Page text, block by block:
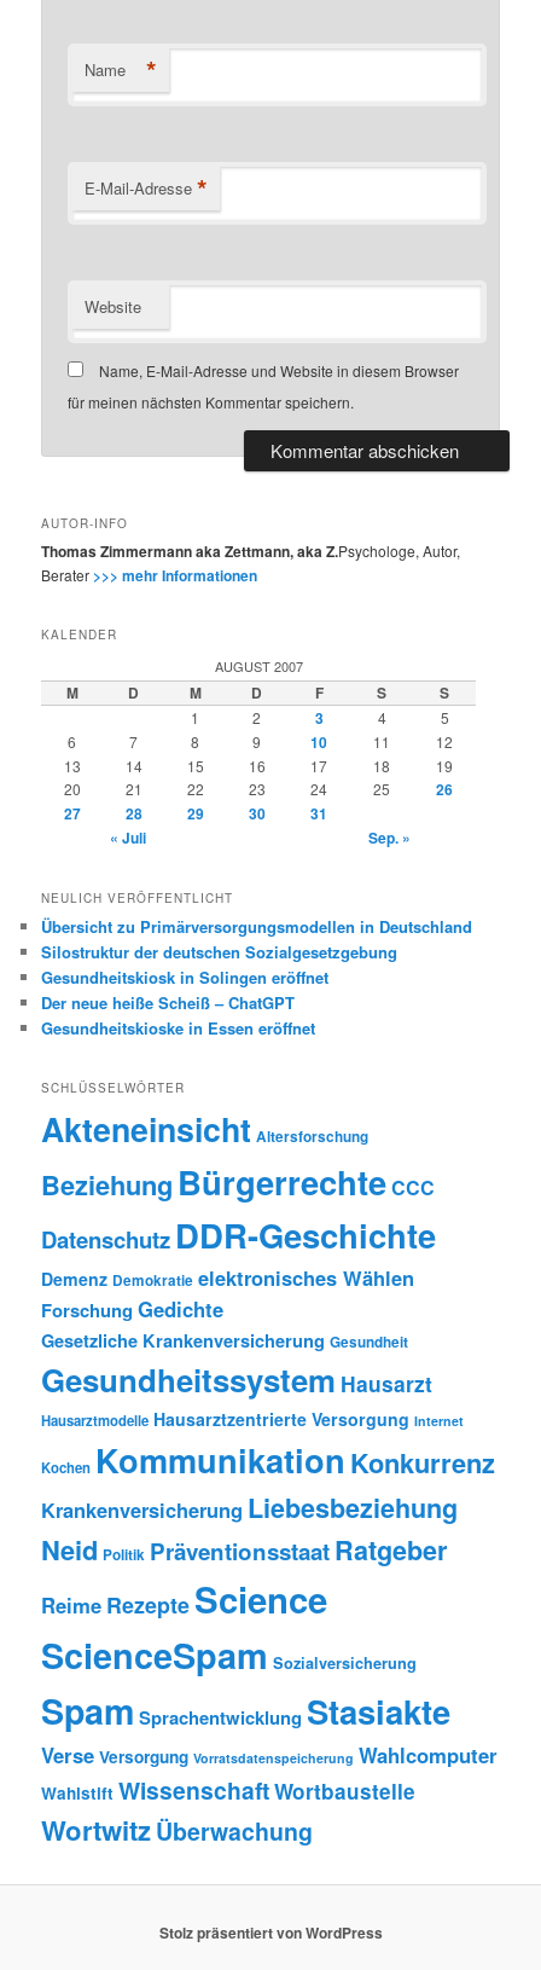
Name *
E-Mail-Adresse *
Website
Name, E-Mail-Adresse und Website in diesem Browser
für meinen nächsten Kommentar speichern.
AUTOR-INFO
Thomas Zimmermann aka Zettmann, aka Z.Psychologe, Autor,
Berater >>> mehr Informationen
KALENDER
AUGUST 2007
M D M D F S S
1 2 3 4
5
6
7 8 9 10 11
12
13
14 15 16 17 18
19
20
21 22 23 24 25
26
27
28 29 30
31
« Juli
Sep. »
NEULICH VERÖFFENTLICHT
Übersicht zu Primärversorgungsmodellen in Deutschland
Silostruktur der deutschen Sozialgesetzgebung
Gesundheitskiosk in Solingen eröffnet
Der neue heiße Scheiß – ChatGPT
Gesundheitskioske in Essen eröffnet
SCHLÜSSELWÖRTER
Akteneinsicht Altersforschung
Beziehung BürgerrechteCCC
Datenschutz DDR-Geschichte
Demenz Demokratie elektronisches Wählen
Forschung Gedichte
Gesetzliche Krankenversicherung Gesundheit
Gesundheitssystem Hausarzt
Hausarztmodelle Hausarztzentrierte Versorgung Internet
Kochen Kommunikation Konkurrenz
Krankenversicherung Liebesbeziehung
Neid Politik PräventionsstaatRatgeber
Reime Rezepte Science
ScienceSpam Sozialversicherung
Spam Sprachentwicklung Stasiakte
Verse Versorgung Vorratsdatenspeicherung Wahlcomputer
Wahlstift WissenschaftWortbaustelle
WortwitzÜberwachung
Stolz präsentiert von WordPress